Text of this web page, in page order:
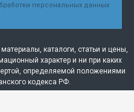
персональных данных
каталоги, статьи и цены,
характер и ни при каких
определяемой положениями
кодекса РФ.